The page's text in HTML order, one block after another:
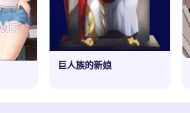
巨人族的新娘